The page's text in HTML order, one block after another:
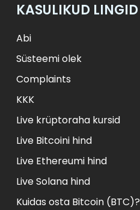
KASULIKUD LINGID
Abi
Süsteemi olek
Complaints
KKK
Live krüptoraha kursid
Live Bitcoini hind
Live Ethereumi hind
Live Solana hind
Kuidas osta Bitcoin (BTC)?